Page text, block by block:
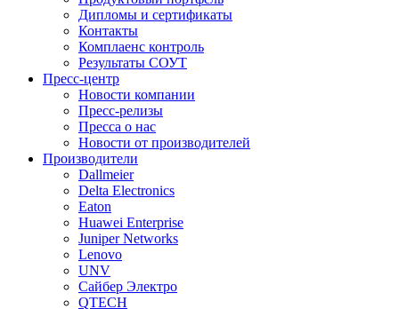
Дипломы и сертификаты
Контакты
Комплаенс контроль
Результаты СОУТ
Пресс-центр
Новости компании
Пресс-релизы
Пресса о нас
Новости от производителей
Производители
Dallmeier
Delta Electronics
Eaton
Huawei Enterprise
Juniper Networks
Lenovo
UNV
Сайбер Электро
QTECH